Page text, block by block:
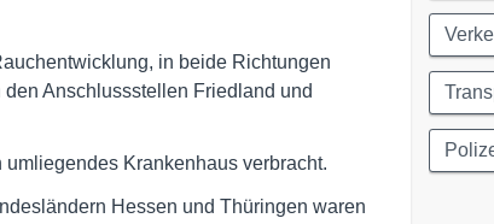
in beide Richtungen
Anschlussstellen Friedland und
Krankenhaus verbracht.
Hessen und Thüringen waren